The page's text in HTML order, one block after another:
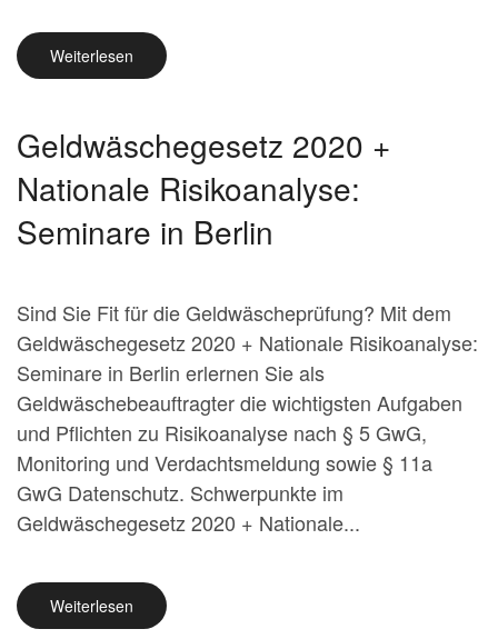
Weiterlesen
Geldwäschegesetz 2020 +
Nationale Risikoanalyse:
Seminare in Berlin
Sind Sie Fit für die Geldwäscheprüfung? Mit dem
Geldwäschegesetz 2020 + Nationale Risikoanalyse:
Seminare in Berlin erlernen Sie als
Geldwäschebeauftragter die wichtigsten Aufgaben
und Pflichten zu Risikoanalyse nach § 5 GwG,
Monitoring und Verdachtsmeldung sowie § 11a
GwG Datenschutz. Schwerpunkte im
Geldwäschegesetz 2020 + Nationale...
Weiterlesen